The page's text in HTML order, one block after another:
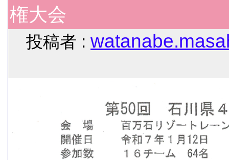
権大会
投稿者 :